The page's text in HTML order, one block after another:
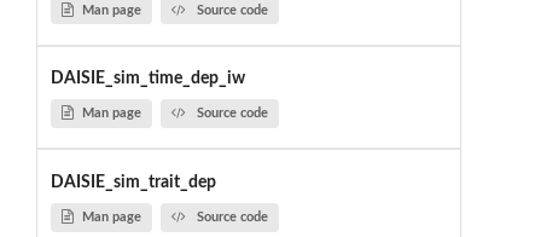
Man page Source code
DAISIE_sim_time_dep_iw
Man page Source code
DAISIE_sim_trait_dep
Man page Source code